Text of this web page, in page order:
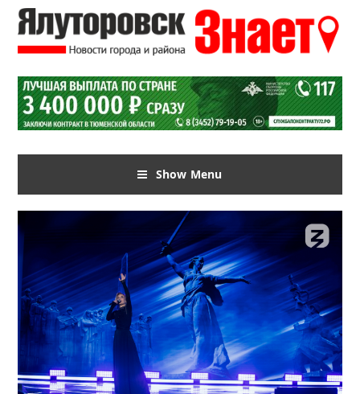
Show Menu